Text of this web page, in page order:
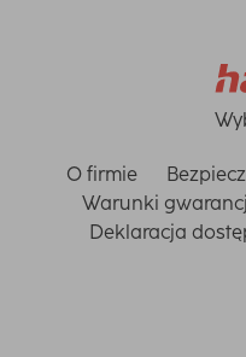
O firmie
Warunki
Deklaracja